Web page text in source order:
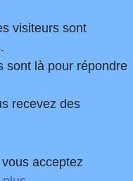
visiteurs sont
sont là pour répondre
recevez des
acceptez